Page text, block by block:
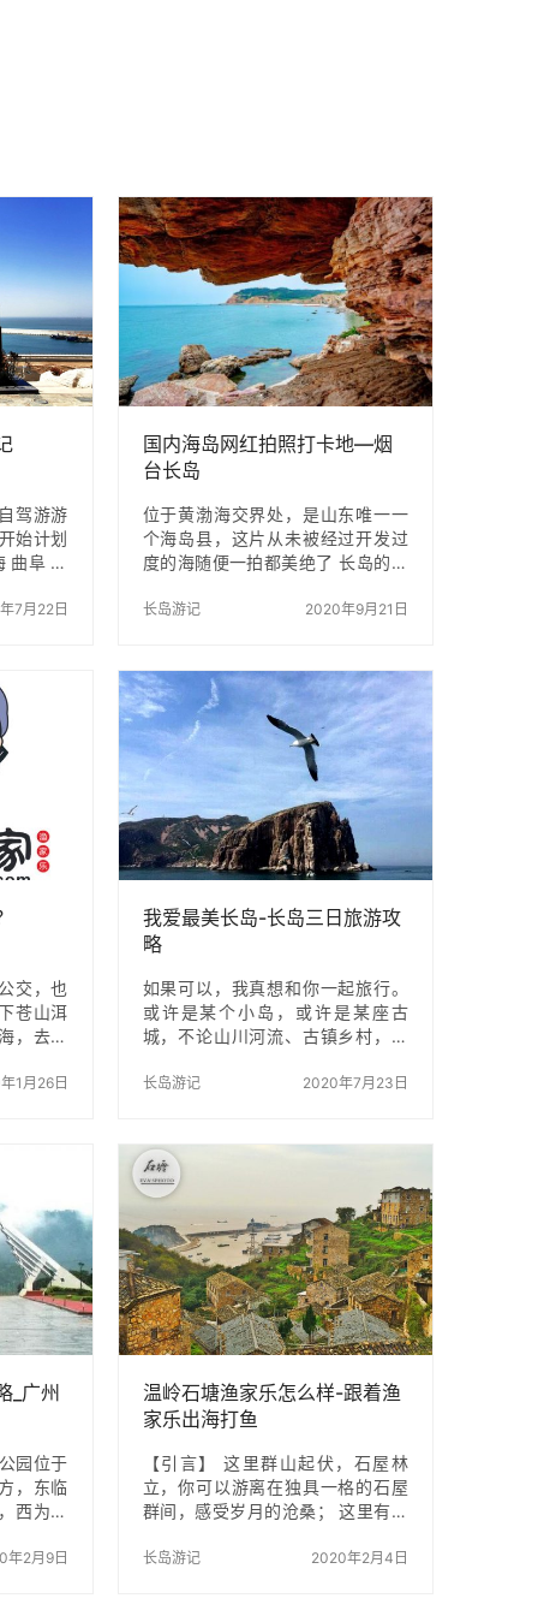
驾游游
始计划
曲阜 都
在15-
号出
右出发
到达蓬
别墅型
一家靠
方。30
了。院
上开车
7月22日
国内海岛网红拍照打卡地—烟
台长岛
位于黄渤海交界处，是山东唯一一
个海岛县，这片从未被经过开发过
度的海随便一拍都美绝了 长岛的一
这里一定要体验一下渔家乐，提前
家是一个朋友推荐给我的，叫迎霞
渔家，大家有需要的可以去感受一
下，老板也很热情。可以稍微做一
下攻略，因为岛上的交通并不是很
方便 岛屿不是特别大，分南线和北
线，各有各的风韵，两天的时间玩
完其实刚刚好(黄渤海的分界线真的
很奇妙)运气好的适合可以看到海市
蜃楼，景点的话我给大家简单的介
长岛游记 2020年9月21日
交，也
苍山洱
，去天
小时，
的时间
云岭剧
《云南
名舞蹈
品所用
响声，
都是地
乐器都
1月26日
我爱最美长岛-长岛三日旅游攻
略
如果可以，我真想和你一起旅行。
或许是某个小岛，或许是某座古
城，不论山川河流、古镇乡村，我
脸，和属于我们的风景。一起吃早
那么重要，重要的是，我们一起旅
行！ 目的地长岛，是用一个小时就
定下来的目的地。确定行程，可能
也仅仅用了几个小时，几条微信。
这一群人，浩浩荡荡，似乎都不在
乎去的到底是哪，要玩多少个景
点，并非经过深思熟虑，而更像是
听到某种呼唤，呼唤你前往另一个
地方。若能在高铁上打个牌，海边
长岛游记 2020年7月23日
_广州
园位于
，东临
西为风
石径梯
年2月9日
温岭石塘渔家乐怎么样-跟着渔
家乐出海打鱼
【引言】 这里群山起伏，石屋林
立，你可以游离在独具一格的石屋
群间，感受岁月的沧桑； 这里有著
起，日落而息，乘船出海捕鱼，像
长岛游记 2020年2月4日